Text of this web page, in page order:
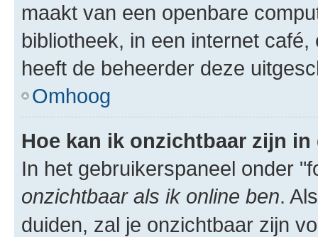
maakt van een openbare
bibliotheek, in een internet
heeft de beheerder deze
Omhoog
Hoe kan ik onzichtbaar zijn
In het gebruikerspaneel onder
onzichtbaar als ik online ben.
duiden, zal je onzichtbaar zijn